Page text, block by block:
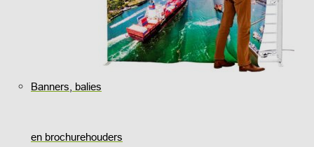
Banners, balies
en brochurehouders